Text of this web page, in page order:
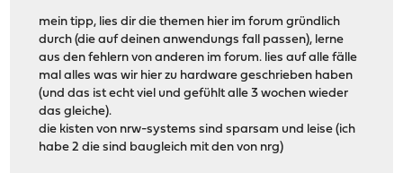
mein tipp, lies dir die themen hier im forum gründlich
durch (die auf deinen anwendungs fall passen), lerne
aus den fehlern von anderen im forum. lies auf alle fälle
mal alles was wir hier zu hardware geschrieben haben
(und das ist echt viel und gefühlt alle 3 wochen wieder
das gleiche).
die kisten von nrw-systems sind sparsam und leise (ich
habe 2 die sind baugleich mit den von nrg)